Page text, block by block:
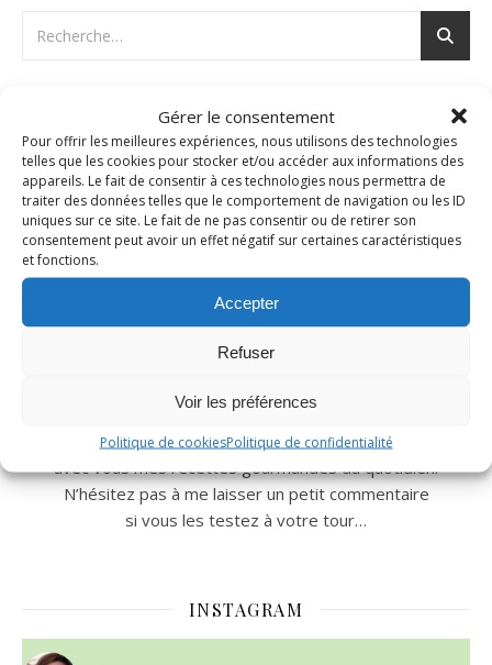
Gérer le consentement
Pour offrir les meilleures expériences, nous utilisons des technologies
telles que les cookies pour stocker et/ou accéder aux informations des
appareils. Le fait de consentir à ces technologies nous permettra de
traiter des données telles que le comportement de navigation ou les ID
uniques sur ce site. Le fait de ne pas consentir ou de retirer son
consentement peut avoir un effet négatif sur certaines caractéristiques
et fonctions.
Accepter
Refuser
Voir les préférences
Politique de cookiesPolitique de confidentialité
Nad c’est moi!
Depuis 2006, je vous reçois dans ma cuisine et partage
avec vous mes recettes gourmandes du quotidien.
N’hésitez pas à me laisser un petit commentaire
si vous les testez à votre tour…
INSTAGRAM